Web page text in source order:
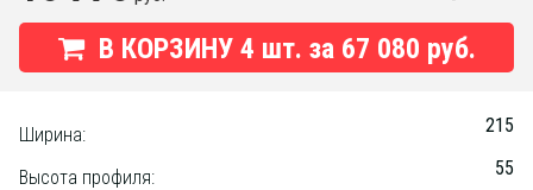
В КОРЗИНУ 4 шт. за 67 080 руб.
Ширина: 215
Высота профиля: 55